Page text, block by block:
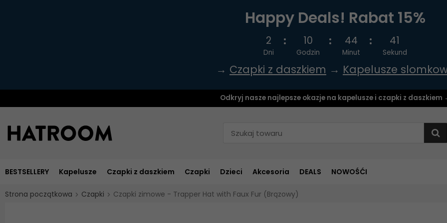
Happy Deals! Rabat 15%
2
Dni
10
Godzin
44
Minut
40
Sekund
→ Czapki z daszkiem → Kapelusze
Odkryj nasze najlepsze okazje na kapelusze i czapki z daszkiem
BESTSELLERY Kapelusze Czapki z daszkiem Czapki Dzieci Akcesoria DEALS NOWOŚĆI
Strona początkowa Czapki Czapki zimowe - Trapper Hat with Faux Fur (Brązowy)